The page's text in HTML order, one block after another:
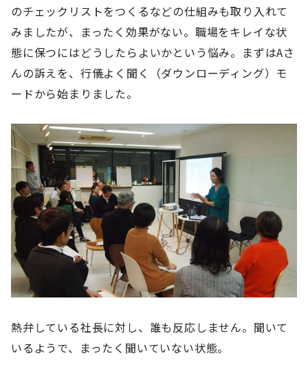
のチェックリストをつくるなどの仕組みも取り入れて
みましたが、まったく効果がない。職場をキレイな状
態に保つにはどうしたらよいかという悩み。まずはAさ
んの訴えを、行儀よく聞く（ダウンローディング）モ
ードから始まりました。
熱弁している社長に対し、誰も反応しません。聞いて
いるようで、まったく聞いていない状態。